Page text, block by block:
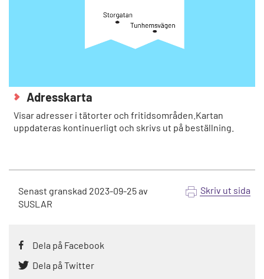
Adresskarta
Visar adresser i tätorter och fritidsområden.Kartan
uppdateras kontinuerligt och skrivs ut på beställning.
Senast granskad 2023-09-25av
SUSLAR
Skriv ut sida
Dela på Facebook
Dela på Twitter